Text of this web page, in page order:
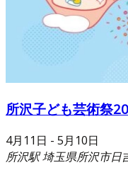
所沢子ども芸術祭
4月11日 - 5月10日
所沢駅埼玉県所沢市日